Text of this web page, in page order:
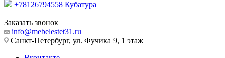
+78126794558 Кубатура
Заказать звонок
info@mebelestet31.ru
Санкт-Петербург, ул. Фучика 9, 1 этаж